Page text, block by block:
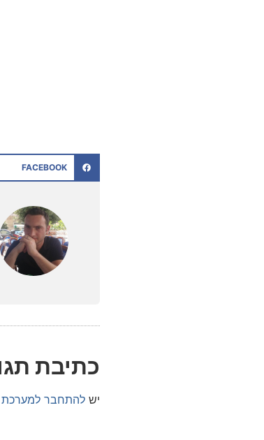
FACEBOOK
כתיבת
ישלהתחבר למערכת